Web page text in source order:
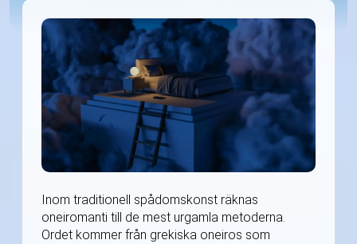
Inom traditionell spådomskonst räknas
oneiromanti till de mest urgamla metoderna.
Ordet kommer från grekiska oneiros som